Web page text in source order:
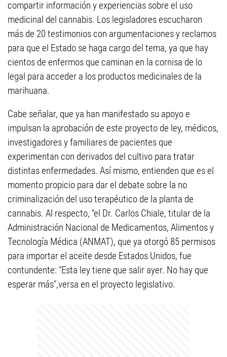
compartir información y experiencias sobre el uso
medicinal del cannabis. Los legisladores escucharon
más de 20 testimonios con argumentaciones y reclamos
para que el Estado se haga cargo del tema, ya que hay
cientos de enfermos que caminan en la cornisa de lo
legal para acceder a los productos medicinales de la
marihuana.
Cabe señalar, que ya han manifestado su apoyo e
impulsan la aprobación de este proyecto de ley, médicos,
investigadores y familiares de pacientes que
experimentan con derivados del cultivo para tratar
distintas enfermedades. Así mismo, entienden que es el
momento propicio para dar el debate sobre la no
criminalización del uso terapéutico de la planta de
cannabis. Al respecto, “el Dr. Carlos Chiale, titular de la
Administración Nacional de Medicamentos, Alimentos y
Tecnología Médica (ANMAT), que ya otorgó 85 permisos
para importar el aceite desde Estados Unidos, fue
contundente: "Esta ley tiene que salir ayer. No hay que
esperar más",versa en el proyecto legislativo.